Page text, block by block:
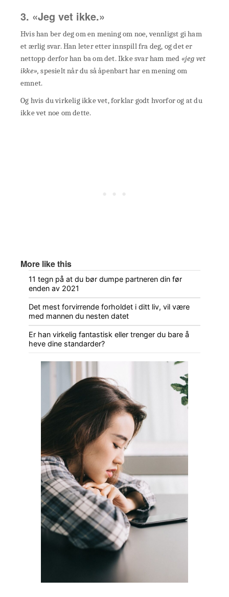
3. «Jeg vet ikke.»
Hvis han ber deg om en mening om noe, vennligst gi ham
et ærlig svar. Han leter etter innspill fra deg, og det er
nettopp derfor han ba om det. Ikke svar ham med «jeg vet
ikke», spesielt når du så åpenbart har en mening om
emnet.
Og hvis du virkelig ikke vet, forklar godt hvorfor og at du
ikke vet noe om dette.
More like this
11 tegn på at du bør dumpe partneren din før
enden av 2021
Det mest forvirrende forholdet i ditt liv, vil være
med mannen du nesten datet
Er han virkelig fantastisk eller trenger du bare å
heve dine standarder?